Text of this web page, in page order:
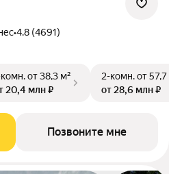
•4.8 (4691)
от 38,3 м²
20,4 млн ₽
2-комн.от
от 28,6 млн ₽
Позвоните мне